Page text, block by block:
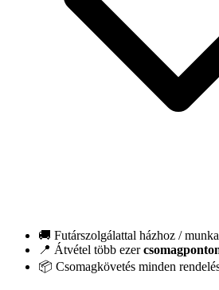
🚚 Futárszolgálattal házhoz /
📍 Átvétel több ezer
📦 Csomagkövetés minden